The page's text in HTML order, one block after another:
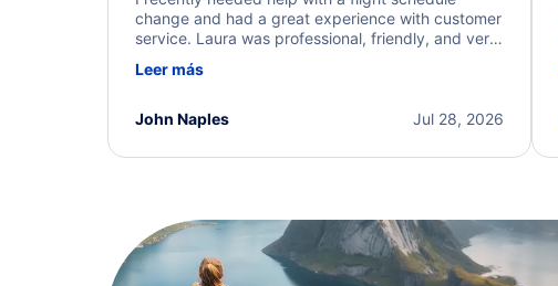
change and had a great experience with customer
service. Laura was professional, friendly, and very
a solution and kept me informed of the next steps.
Leer más
Jul 28, 2026
John Naples